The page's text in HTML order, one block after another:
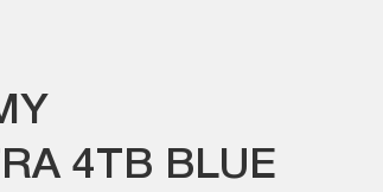
4TB BLUE